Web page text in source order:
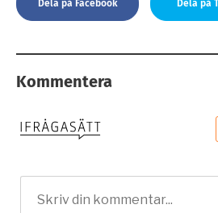
Dela på Facebook Dela på
Kommentera